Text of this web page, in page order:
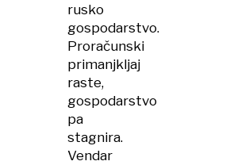
rusko
gospodarstvo.
Proračunski
primanjkljaj
raste,
gospodarstvo
pa
stagnira.
Vendar